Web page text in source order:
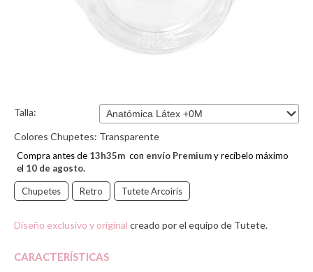
Talla:
Colores Chupetes: Transparente
Compra antes de 13h35m con envío Premiumy recíbelo máximo
el 10 de agosto.
Chupetes Retro Tutete Arcoiris
Diseño exclusivo y original creado por el equipo de Tutete.
CARACTERÍSTICAS